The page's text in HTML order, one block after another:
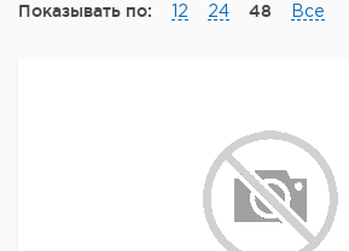
Показывать по: 12 24 48 Все